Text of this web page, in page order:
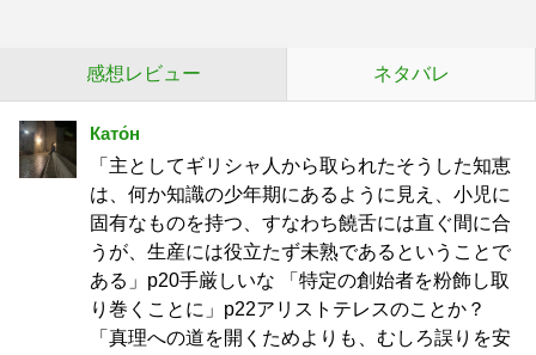
感想レビュー ネタバレ
Като́н
「主としてギリシャ人から取られたそうした知恵
は、何か知識の少年期にあるように見え、小児に
固有なものを持つ、すなわち饒舌には直ぐ間に合
うが、生産には役立たず未熟であるということで
ある」p20手厳しいな 「特定の創始者を粉飾し取
り巻くことに」p22アリストテレスのことか？
「真理への道を開くためよりも、むしろ誤りを安